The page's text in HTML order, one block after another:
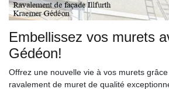
Embellissez vos murets
Gédéon!
Offrez une nouvelle vie à vos murets
ravalement de muret de qualité